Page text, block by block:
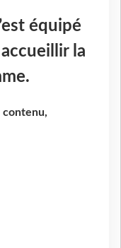
équipé
la
contenu,